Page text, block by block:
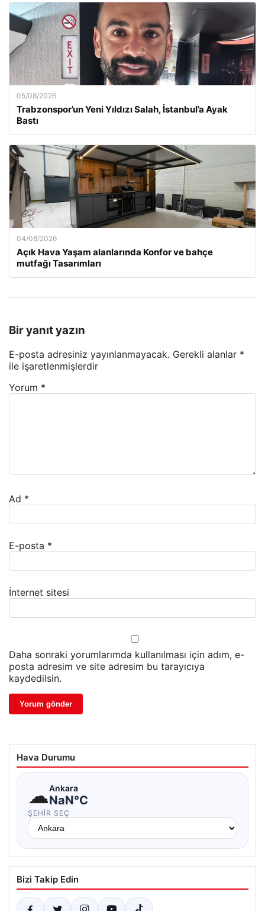
05/08/2026
Trabzonspor’un Yeni Yıldızı Salah, İstanbul’a Ayak
Bastı
04/08/2026
Açık Hava Yaşam alanlarında Konfor ve bahçe
mutfağı Tasarımları
Bir yanıt yazın
E-posta adresiniz yayınlanmayacak. Gerekli alanlar *
ile işaretlenmişlerdir
Yorum *
Ad *
E-posta *
İnternet sitesi
Daha sonraki yorumlarımda kullanılması için adım, e-
posta adresim ve site adresim bu tarayıcıya
kaydedilsin.
Hava Durumu
☁Ankara
NaN°C
ŞEHIR SEÇ
Bizi Takip Edin